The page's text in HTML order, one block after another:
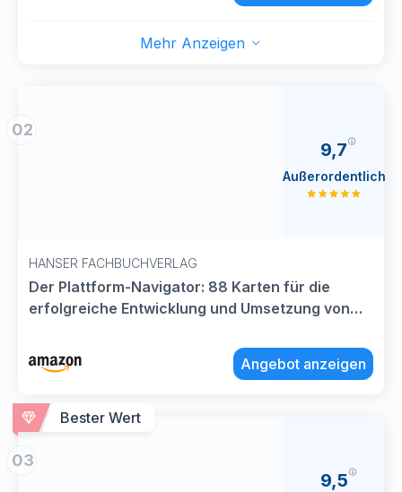
Mehr Anzeigen
02
HANSER FACHBUCHVERLAG
Der Plattform-Navigator: 88 Karten für die
erfolgreiche Entwicklung und Umsetzung von
9,7
Außerordentlich
Angebot anzeigen
Bester Wert
03
9,5